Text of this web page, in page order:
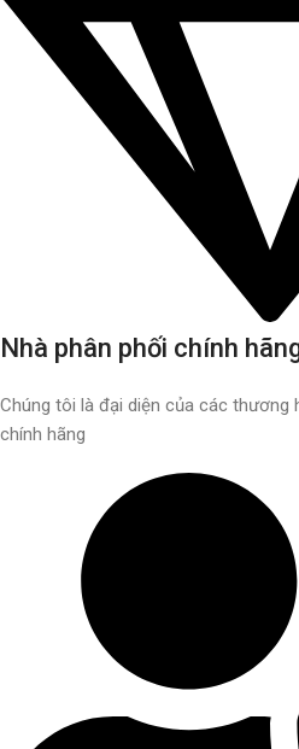
Nhà phân phối chính
Chúng tôi là đại diện của các thương
chính hãng